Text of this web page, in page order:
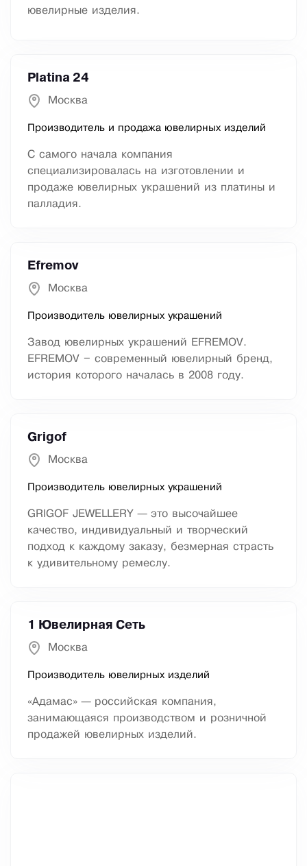
ювелирные изделия.
Platina 24
Москва
Производитель и продажа ювелирных изделий
С самого начала компания
специализировалась на изготовлении и
продаже ювелирных украшений из платины и
палладия.
Efremov
Москва
Производитель ювелирных украшений
Завод ювелирных украшений EFREMOV.
EFREMOV – современный ювелирный бренд,
история которого началась в 2008 году.
Grigof
Москва
Производитель ювелирных украшений
GRIGOF JEWELLERY — это высочайшее
качество, индивидуальный и творческий
подход к каждому заказу, безмерная страсть
к удивительному ремеслу.
1 Ювелирная Сеть
Москва
Производитель ювелирных изделий
«Адамас» — российская компания,
занимающаяся производством и розничной
продажей ювелирных изделий.